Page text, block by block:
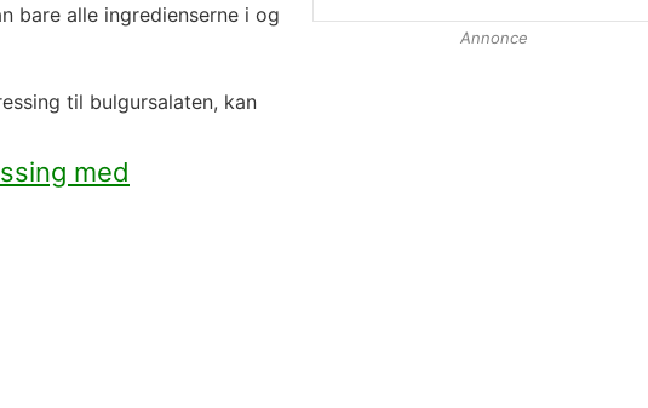
bare alle ingredienserne i og
til bulgursalaten, kan
med
Annonce